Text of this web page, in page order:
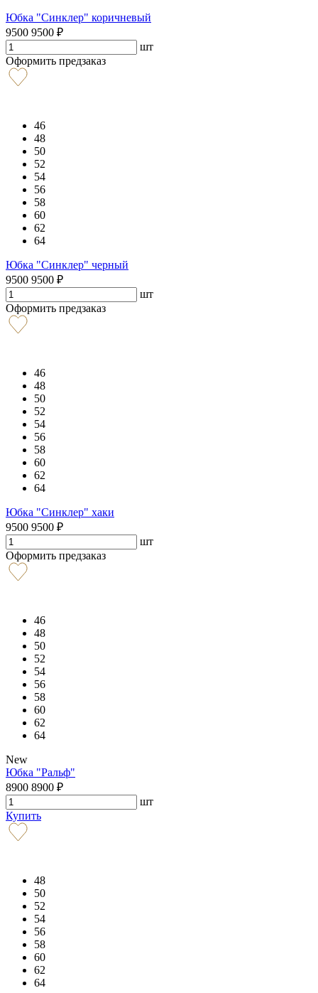
Юбка "Синклер" коричневый
9500 9500 ₽
шт
Оформить предзаказ
46
48
50
52
54
56
58
60
62
64
Юбка "Синклер" черный
9500 9500 ₽
шт
Оформить предзаказ
46
48
50
52
54
56
58
60
62
64
Юбка "Синклер" хаки
9500 9500 ₽
шт
Оформить предзаказ
46
48
50
52
54
56
58
60
62
64
New
Юбка "Ральф"
8900 8900 ₽
шт
Купить
48
50
52
54
56
58
60
62
64